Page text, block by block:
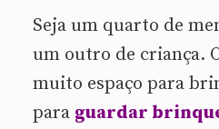
Seja um quarto de
um outro de criança.
muito espaço para
para guardar